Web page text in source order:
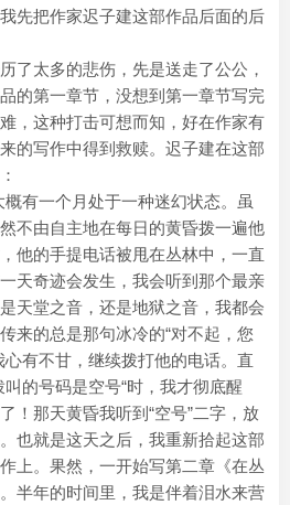
先把作家迟子建这部作品后面的后
了太多的悲伤，先是送走了公公，
的第一章节，没想到第一章节写完
，这种打击可想而知，好在作家有
的写作中得到救赎。迟子建在这部
有一个月处于一种迷幻状态。虽
不由自主地在每日的黄昏拨一遍他
他的手提电话被甩在丛林中，一直
天奇迹会发生，我会听到那个最亲
天堂之音，还是地狱之音，我都会
来的总是那句冰冷的“对不起，您
有不甘，继续拨打他的电话。直
的号码是空号“时，我才彻底醒
！那天黄昏我听到“空号”二字，放
也就是这天之后，我重新拾起这部
上。果然，一开始写第二章《在丛
半年的时间里，我是伴着泪水来营